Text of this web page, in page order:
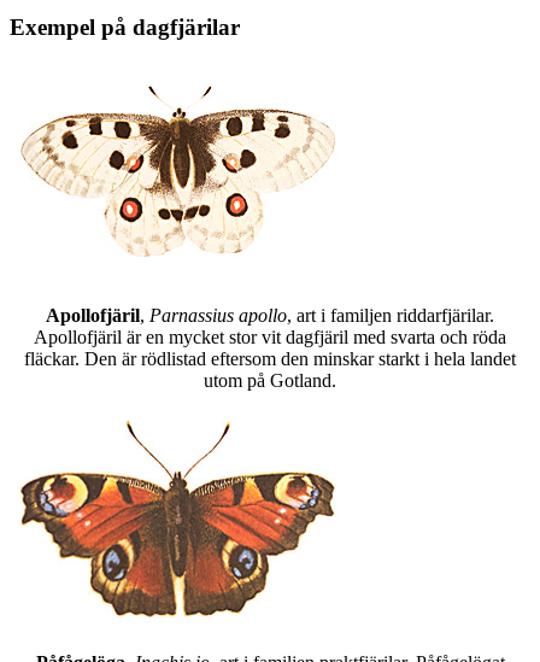
Exempel på dagfjärilar
Apollofjäril, Parnassius apollo, art i familjen riddarfjärilar.
Apollofjäril är en mycket stor vit dagfjäril med svarta och röda
fläckar. Den är rödlistad eftersom den minskar starkt i hela landet
utom på Gotland.